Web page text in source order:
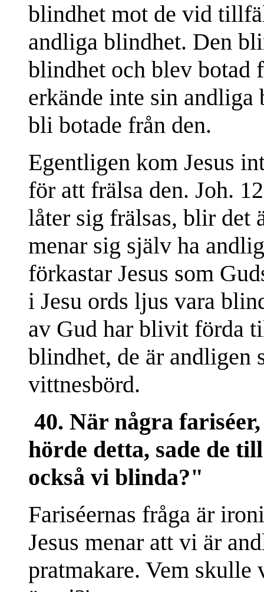
blindhet mot de vid
andliga blindhet. Den
blindhet och blev botad
erkände inte sin
bli botade från den.
Egentligen kom Jesus
för att frälsa den. Joh.
låter sig frälsas, blir det
menar sig själv ha
förkastar Jesus som
i Jesu ords ljus vara
av Gud har blivit förda
blindhet, de är andligen
vittnesbörd.
40. När några
hörde detta, sade de
också vi blinda?"
Fariséernas fråga är
Jesus menar att vi är
pratmakare. Vem